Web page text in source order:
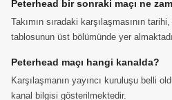
Peterhead bir sonraki maçı ne
Takımın sıradaki karşılaşmasının
tablosunun üst bölümünde yer
Peterhead maçı hangi kanalda?
Karşılaşmanın yayıncı kuruluşu belli
kanal bilgisi gösterilmektedir.